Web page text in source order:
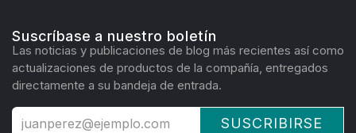
Suscríbase a nuestro boletín
Las noticias y publicaciones de blog más recientes así como
actualizaciones de productos de la compañía, entregados
directamente a su bandeja de entrada.
SUSCRIBIRSE